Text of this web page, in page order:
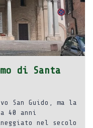
di Santa
San Guido, ma la
40 anni
nel secolo